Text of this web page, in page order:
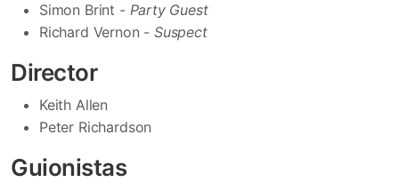
Simon Brint - Party Guest
Richard Vernon -Suspect
Director
Keith Allen
Peter Richardson
Guionistas